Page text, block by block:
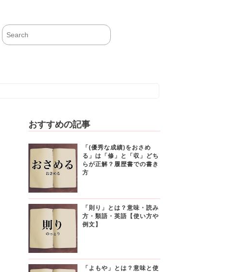
おすすめの記事
「(優秀な成績)をおさめ
る」は「修」と「収」どち
らが正解？履歴書での書き
方
「則り」とは？意味・読み
方・類語・英語【使い方や
例文】
「よもや」とは？意味と使